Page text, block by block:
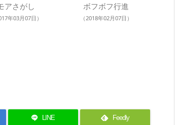
アさがし
年03月07日）
ボフボフ行進
（2018年02月07日）
LINE Feedly